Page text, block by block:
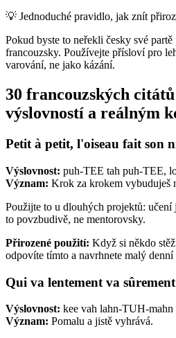
💡 Jednoduché pravidlo, jak znít
Pokud byste to neřekli česky své
francouzsky. Používejte přísloví pro
varování, ne jako kázání.
30 francouzských
výslovností a reálným
Petit à petit, l'oiseau fait son
Výslovnost: puh-TEE tah puh-TEE,
Význam: Krok za krokem vybuduješ
Použijte to u dlouhých projektů:
to povzbudivě, ne mentorovsky.
Přirozené použití: Když si někdo
odpovíte tímto a navrhnete malý
Qui va lentement va sûrement
Výslovnost: kee vah lahn-TUH-
Význam: Pomalu a jistě vyhrává.